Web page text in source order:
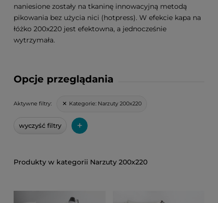
Opcje przeglądania
Aktywne filtry: Kategorie: Narzuty 200x220
wyczyść filtry +
naniesione zostały na tkaninę innowacyjną metodą
pikowania bez użycia nici (hotpress). W efekcie kapa na
łóżko 200x220 jest efektowna, a jednocześnie
wytrzymała.
Narzuty 200x220